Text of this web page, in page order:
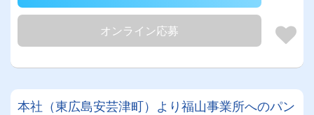
オンライン応募
本社（東広島安芸津町）より福山事業所へのパン